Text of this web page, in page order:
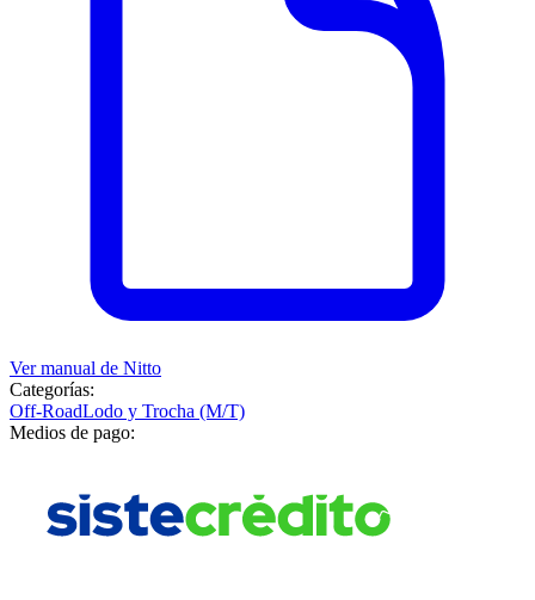
Ver manual de Nitto
Categorías:
Off-RoadLodo y Trocha (M/T)
Medios de pago: